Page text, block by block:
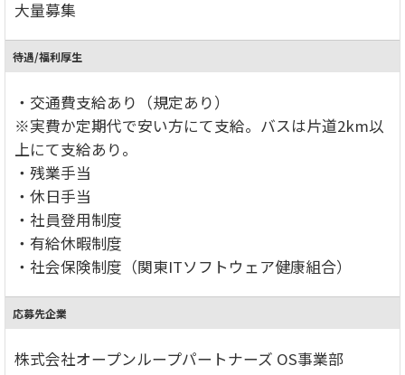
大量募集
待遇/福利厚生
・交通費支給あり（規定あり）
※実費か定期代で安い方にて支給。バスは片道2km以
上にて支給あり。
・残業手当
・休日手当
・社員登用制度
・有給休暇制度
・社会保険制度（関東ITソフトウェア健康組合）
応募先企業
株式会社オープンループパートナーズ OS事業部